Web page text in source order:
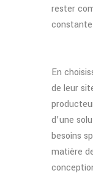
rester
En
de leur
d’une
besoins
matière